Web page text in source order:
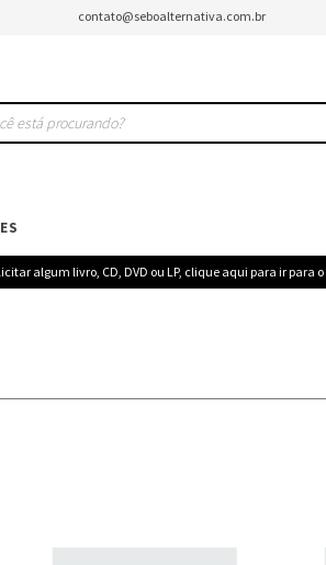
contato@seboalternativa.com.br
algum livro, CD, DVD ou LP, clique aqui para ir para